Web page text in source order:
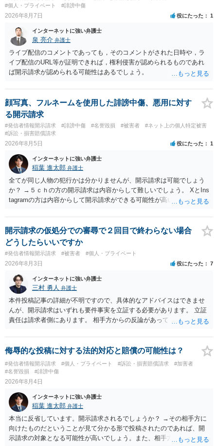
#個人・プライベート
#誹謗中傷
2026年8月7日 役にたった 1
インターネットに強い弁護士
泉 亮介 弁護士
ライブ配信のコメントであっても，そのコメントがされた日時や，ラ
イブ配信のURL等が証明できれば，権利侵害が認められるものであれ
ば開示請求が認められる可能性はあるでしょう。
顔写真、フルネームを使用した誹謗中傷、悪用に対す
る開示請求
#発信者情報開示請求 #誹謗中傷 #名誉毀損 #被害者
#ネット上の個人特定被害
#訴訟・損害賠償請求
2026年8月5日 役にたった 1
インターネットに強い弁護士
稲葉 進太郎 弁護士
全てが同じ人物の犯行かは分かりませんが、開示請求は可能でしょう
か？ →５ｃｈの方の開示請求は内容からして難しいでしょう。 XとIns
tagramの方は内容からして開示請求ができる可能性が高いでしょう。
いでしょう。７月中にアカウントが削除されている場合、今から進め
ても失敗する可能性が高いように思われます。 相手を特定できた場
合、相手に全ての弁護士費用を負担させることは可能でしょうか？ →
訴訟外の交渉で相手方が認めれば負担させることができるでしょう。
訴訟で判決となった場合は、実際の弁護士費用が認められる場合と認
められない場合があり何ともいえないところでしょう。
開示請求の仮処分での審尋で２回目で終わらない場合
どうしたらいいですか
#発信者情報開示請求 #被害者 #個人・プライベート
2026年8月3日 役にたった 7
インターネットに強い弁護士
三村 勇人 弁護士
本件投稿記事の詳細が不明ですので、具体的なアドバイスはできませ
んが、開示請求はいずれも要件事実を立証する必要があります。 立証
責任は請求者側にあります。 相手方からの反論があっても、裁判官が
方が口頭で反論したのは、仮処分は迅速性が要求されるためです。 書
面での反論となれば、より遅延する可能性がございます。 また、本件
はXのため、APのIPアドレスの保存期間の問題もございます。 開示請
求は法律知識が不可欠ですが、それだけでは足りず、実務を踏まえた
方法を選択することが重要です。
侮辱的な投稿に対する法的対応と賠償の可能性は？
#発信者情報開示請求 #個人・プライベート #訴訟・損害賠償請求
#加害者
#名誉毀損
#誹謗中傷
2026年8月4日
インターネットに強い弁護士
稲葉 進太郎 弁護士
本当に反省しています。開示請求されるでしょうか？ →その相手方に
向けたものだということが見て分かる形で投稿されたのであれば、開
示請求の対象となる可能性が高いでしょう。また、相手方の投稿した